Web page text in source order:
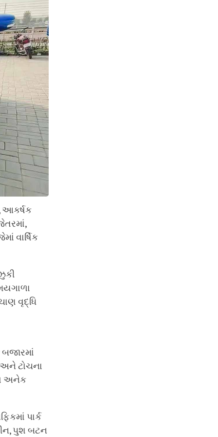
આકર્ષક
વાર્ષિક
વૃદ્ધિ
ટોચના
અનેક
પાર્ક
પુશ બટન